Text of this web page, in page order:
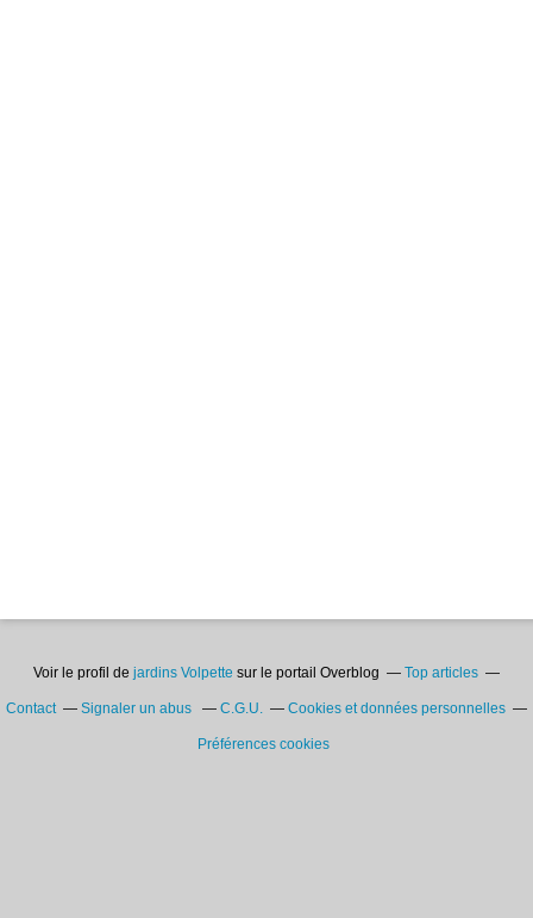
Voir le profil de jardins Volpette sur le portail Overblog Top articles
Contact Signaler un abus C.G.U. Cookies et données personnelles
Préférences cookies